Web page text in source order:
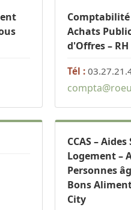
Achats
d'Offres – RH
Tél :
CCAS –
Logement –
Personnes
Bons
City